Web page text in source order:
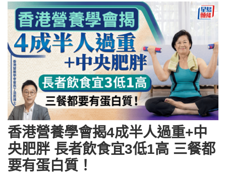
香港營養學會揭4成半人過重+中
央肥胖 長者飲食宜3低1高 三餐都
要有蛋白質！​